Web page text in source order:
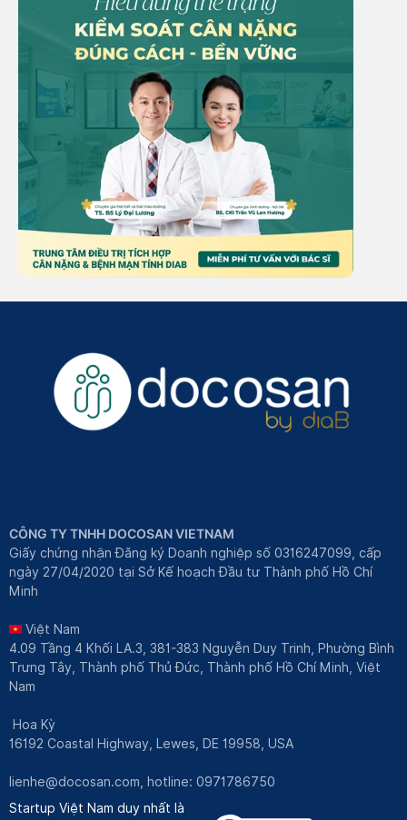
CÔNG TY TNHH DOCOSAN VIETNAM
Giấy chứng nhận Đăng ký Doanh nghiệp số 0316247099, cấp
ngày 27/04/2020 tại Sở Kế hoạch Đầu tư Thành phố Hồ Chí
Minh
Việt Nam
4.09 Tầng 4 Khối LA.3, 381-383 Nguyễn Duy Trinh, Phường Bình
Trưng Tây, Thành phố Thủ Đức, Thành phố Hồ Chí Minh, Việt
Nam
Hoa Kỳ
16192 Coastal Highway, Lewes, DE 19958, USA
lienhe@docosan.com , hotline: 0971786750
Startup Việt Nam duy nhất là